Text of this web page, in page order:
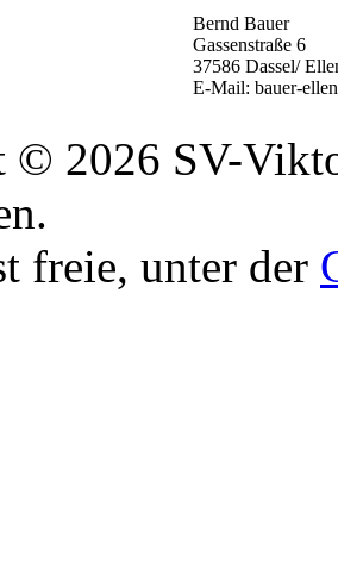
Bernd Bauer
Gassenstraße 6
37586 Dassel/
E-Mail: bauer-
© 2026 SV-
freie, unter der